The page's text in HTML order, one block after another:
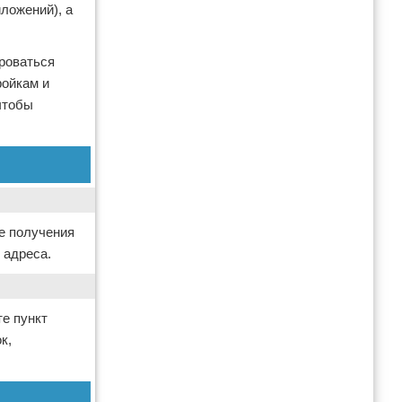
а
и
получения
адреса.
пункт